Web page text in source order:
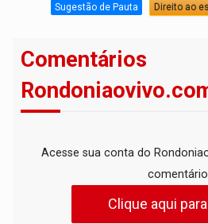
Sugestão de Pauta Direito ao
Comentários
Acesse sua conta do
comentário
Clique aqui